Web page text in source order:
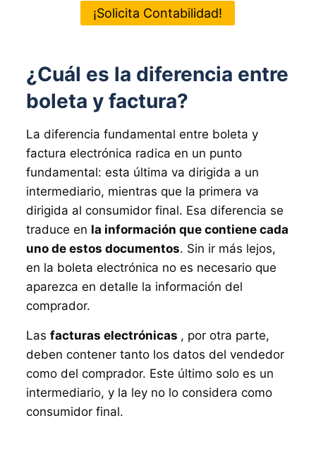
¡Solicita Contabilidad!
¿Cuál es la diferencia entre
boleta y factura?
La diferencia fundamental entre boleta y
factura electrónica radica en un punto
fundamental: esta última va dirigida a un
intermediario, mientras que la primera va
dirigida al consumidor final. Esa diferencia se
traduce en la información que contiene cada
uno de estos documentos. Sin ir más lejos,
en la boleta electrónica no es necesario que
aparezca en detalle la información del
comprador.
Las facturas electrónicas , por otra parte,
deben contener tanto los datos del vendedor
como del comprador. Este último solo es un
intermediario, y la ley no lo considera como
consumidor final.